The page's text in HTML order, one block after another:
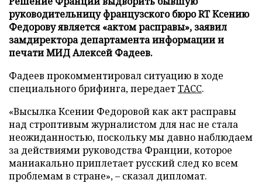
руководительницу французского бюро RT Ксению
Федорову является «актом расправы», заявил
замдиректора департамента информации и
печати МИД Алексей Фадеев.
Фадеев прокомментировал ситуацию в ходе
специального брифинга, передаетТАСС.
«Высылка Ксении Федоровой как акт расправы
над строптивым журналистом для нас не стала
неожиданностью, поскольку мы давно наблюдаем
за действиями руководства Франции, которое
маниакально приплетает русский след ко всем
проблемам в стране», – сказал дипломат.